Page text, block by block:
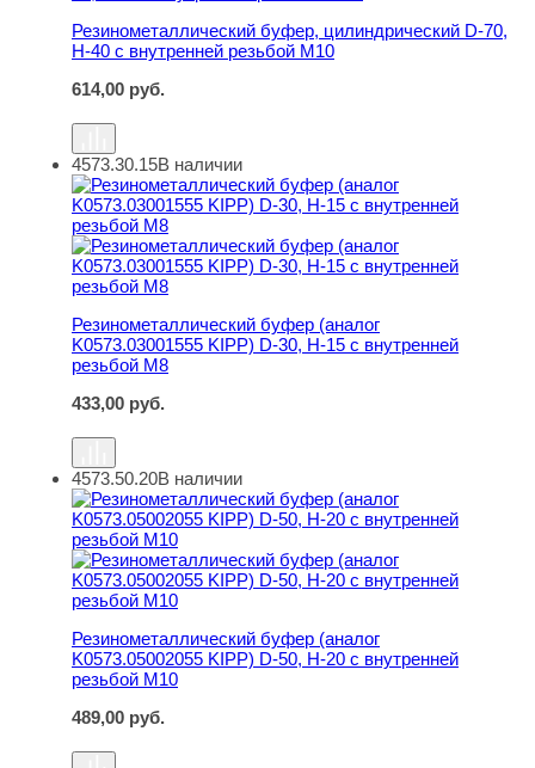
Резинометаллический буфер, цилиндрический D-70,
H-40 с внутренней резьбой M10
614,00 руб.
Резинометаллический буфер (аналог K0573.03001555
4573.30.15В наличии
Резинометаллический буфер (аналог
K0573.03001555 KIPP) D-30, H-15 с внутренней
резьбой M8
433,00 руб.
Резинометаллический буфер (аналог K0573.05002055
4573.50.20В наличии
Резинометаллический буфер (аналог
K0573.05002055 KIPP) D-50, H-20 с внутренней
резьбой M10
489,00 руб.